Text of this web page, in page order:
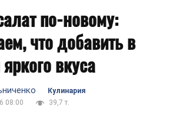
по-новому:
что добавить в
вкуса
Кулинария
08:00
39,7 т.